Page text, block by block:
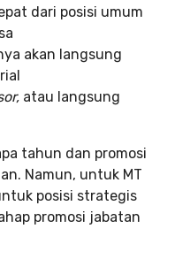
dari posisi umum
akan langsung
atau langsung
tahun dan promosi
Namun, untuk MT
posisi strategis
promosi jabatan